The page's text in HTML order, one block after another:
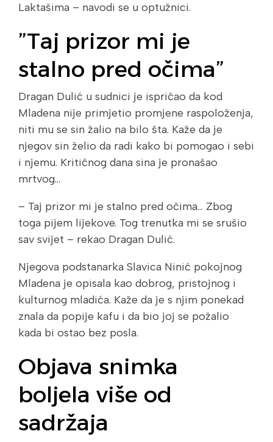
Laktašima – navodi se u optužnici.
”Taj prizor mi je
stalno pred očima”
Dragan Dulić u sudnici je ispričao da kod
Mladena nije primjetio promjene raspoloženja,
niti mu se sin žalio na bilo šta. Kaže da je
njegov sin želio da radi kako bi pomogao i sebi
i njemu. Kritičnog dana sina je pronašao
mrtvog…
– Taj prizor mi je stalno pred očima… Zbog
toga pijem lijekove. Tog trenutka mi se srušio
sav svijet – rekao Dragan Dulić.
Njegova podstanarka Slavica Ninić pokojnog
Mladena je opisala kao dobrog, pristojnog i
kulturnog mladića. Kaže da je s njim ponekad
znala da popije kafu i da bio joj se požalio
kada bi ostao bez posla.
Objava snimka
boljela više od
sadržaja